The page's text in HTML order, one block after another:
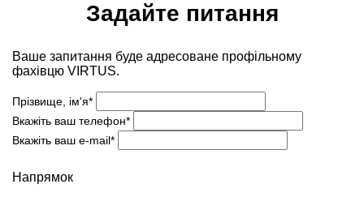
Задайте питання
Ваше запитання буде адресоване профільному
фахівцю VIRTUS.
Прізвище, ім'я*
Вкажіть ваш телефон*
Вкажіть ваш e-mail*
Напрямок